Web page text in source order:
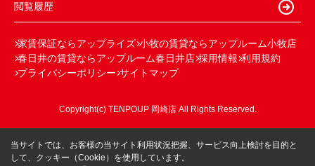
閲覧履歴
家賃保証ならアップライズ 小牧の賃貸ならアップルーム小牧店
春日井の賃貸ならアップルーム春日井店 採用情報 利用規約
プライバシーポリシー サイトマップ
Copyright(c) TENPOUP 岡崎店 All Rights Reserved.
当サイトでは、お客様の当サイト利用状況把握、サービス向上検討を目的と
して、クッキー（Cookie）を使用しています。